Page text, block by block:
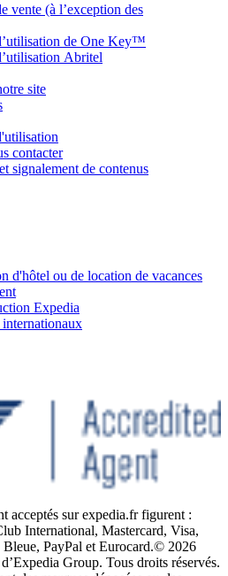
vente (à l’exception des
de One Key™
Abritel
site
contacter
signalement de contenus
d'hôtel ou de location de vacances
Expedia
acceptés sur expedia.fr figurent :
International, Mastercard, Visa,
PayPal et Eurocard.© 2026
Group. Tous droits réservés.